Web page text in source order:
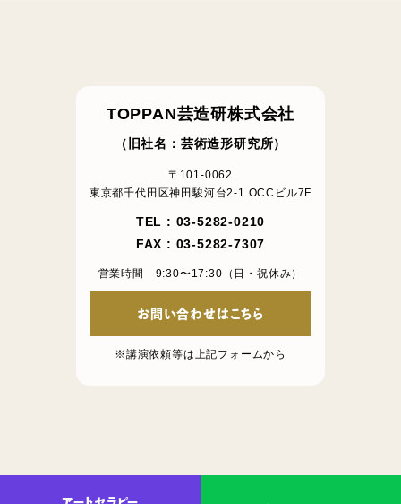
TOPPAN芸造研株式会社
（旧社名：芸術造形研究所）
〒101-0062
東京都千代田区神田駿河台2-1 OCCビル7F
TEL : 03-5282-0210
FAX : 03-5282-7307
営業時間 9:30〜17:30（日・祝休み）
お問い合わせはこちら
※講演依頼等は上記フォームから